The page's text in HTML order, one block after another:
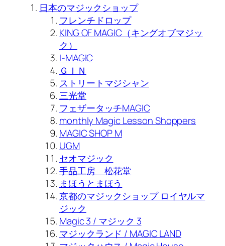
日本のマジックショップ
フレンチドロップ
KING OF MAGIC（キングオブマジッ
ク）
I-MAGIC
ＧＩＮ
ストリートマジシャン
三光堂
フェザータッチMAGIC
monthly Magic Lesson Shoppers
MAGIC SHOP M
UGM
セオマジック
手品工房 松花堂
まほうとまほう
京都のマジックショップ ロイヤルマ
ジック
Magic 3 / マジック 3
マジックランド / MAGIC LAND